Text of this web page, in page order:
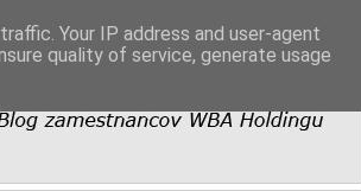
Your IP address and user-agent
quality of service, generate usage